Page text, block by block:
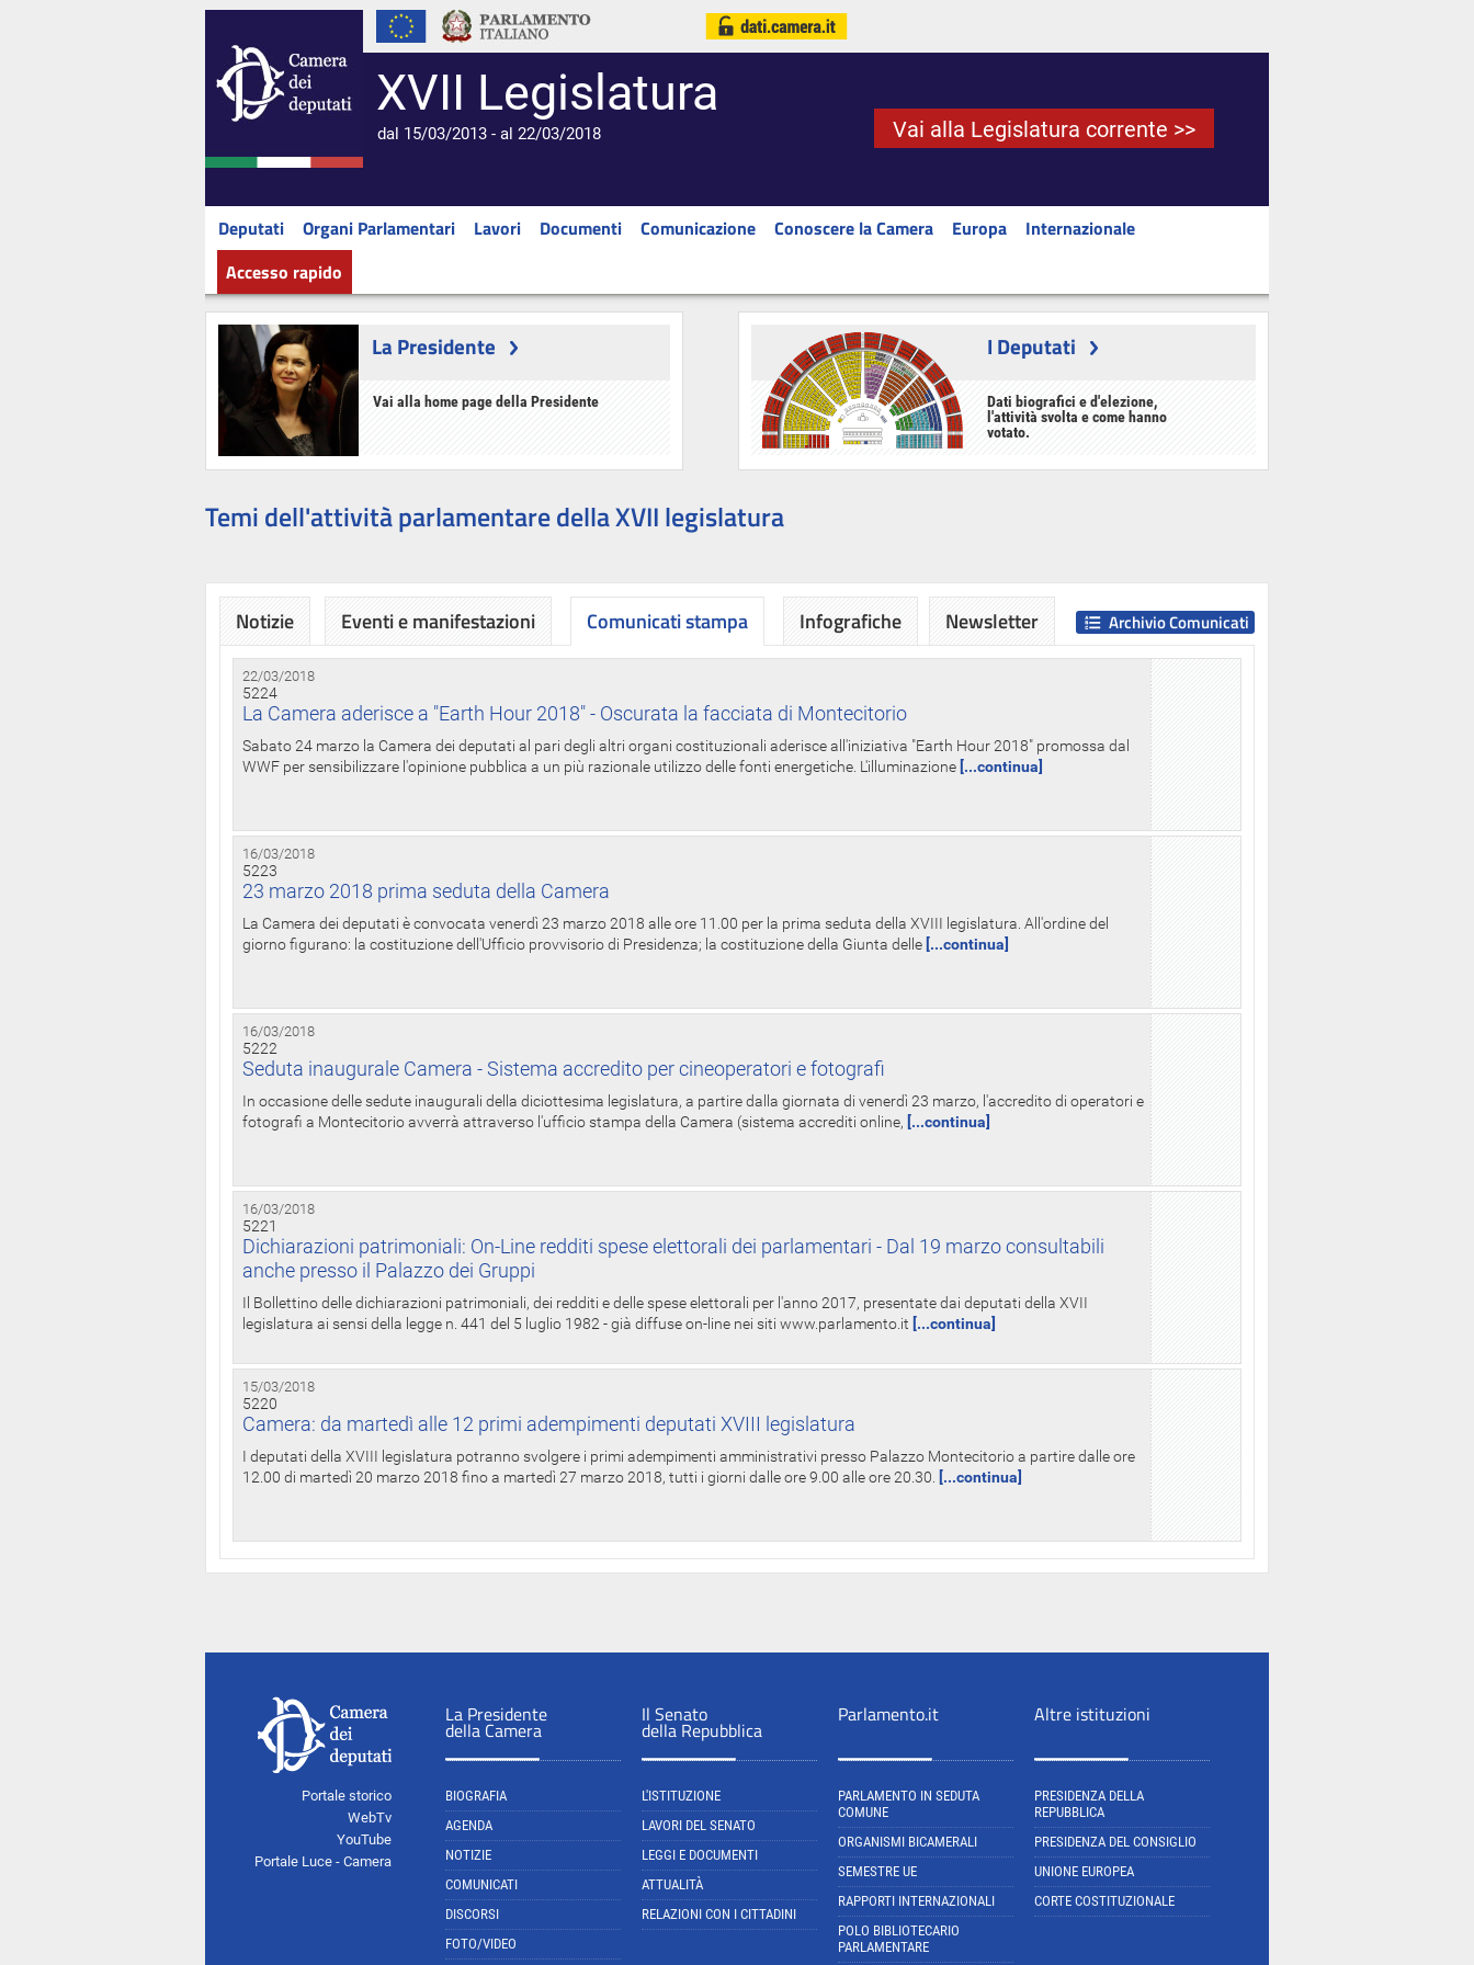
XVII Legislatura
dal 15/03/2013 - al 22/03/2018 Vai alla Legislatura corrente >>
Deputati Organi Parlamentari Lavori Documenti Comunicazione Conoscere la Camera Europa
Internazionale
Accesso rapido
La Presidente
Vai alla home page della Presidente
I Deputati
Dati biografici e d'elezione,
l'attività svolta e come hanno
votato.
Temi dell'attività parlamentare della XVII legislatura
Notizie Eventi e manifestazioni Comunicati stampa
22/03/2018
5224
La Camera aderisce a "Earth Hour 2018" - Oscurata la facciata di Montecitorio
Sabato 24 marzo la Camera dei deputati al pari degli altri organi costituzionali aderisce all'iniziativa "Earth Hour 2018" promossa dal
WWF per sensibilizzare l'opinione pubblica a un più razionale utilizzo delle fonti energetiche. L'illuminazione [...continua]
16/03/2018
5223
23 marzo 2018 prima seduta della Camera
La Camera dei deputati è convocata venerdì 23 marzo 2018 alle ore 11.00 per la prima seduta della XVIII legislatura. All'ordine del
giorno figurano: la costituzione dell'Ufficio provvisorio di Presidenza; la costituzione della Giunta delle [...continua]
16/03/2018
5222
Seduta inaugurale Camera - Sistema accredito per cineoperatori e fotografi
In occasione delle sedute inaugurali della diciottesima legislatura, a partire dalla giornata di venerdì 23 marzo, l'accredito di operatori e
fotografi a Montecitorio avverrà attraverso l'ufficio stampa della Camera (sistema accrediti online, [...continua]
16/03/2018
5221
Dichiarazioni patrimoniali: On-Line redditi spese elettorali dei parlamentari - Dal 19 marzo consultabili
anche presso il Palazzo dei Gruppi
Il Bollettino delle dichiarazioni patrimoniali, dei redditi e delle spese elettorali per l'anno 2017, presentate dai deputati della XVII
legislatura ai sensi della legge n. 441 del 5 luglio 1982 - già diffuse on-line nei siti www.parlamento.it [...continua]
15/03/2018
5220
Camera: da martedì alle 12 primi adempimenti deputati XVIII legislatura
I deputati della XVIII legislatura potranno svolgere i primi adempimenti amministrativi presso Palazzo Montecitorio a partire dalle ore
12.00 di martedì 20 marzo 2018 fino a martedì 27 marzo 2018, tutti i giorni dalle ore 9.00 alle ore 20.30.
[...continua]
Archivio Comunicati
Infografiche Newsletter
Portale storico
WebTv
YouTube
Portale Luce - Camera
La Presidente
della Camera
BIOGRAFIA
AGENDA
NOTIZIE
COMUNICATI
DISCORSI
FOTO/VIDEO
Il Senato
della Repubblica
L'ISTITUZIONE
LAVORI DEL SENATO
LEGGI E DOCUMENTI
ATTUALITÀ
RELAZIONI CON I CITTADINI
Parlamento.it
PARLAMENTO IN SEDUTA
COMUNE
ORGANISMI BICAMERALI
SEMESTRE UE
RAPPORTI INTERNAZIONALI
POLO BIBLIOTECARIO
PARLAMENTARE
Altre istituzioni
PRESIDENZA DELLA
REPUBBLICA
PRESIDENZA DEL CONSIGLIO
UNIONE EUROPEA
CORTE COSTITUZIONALE